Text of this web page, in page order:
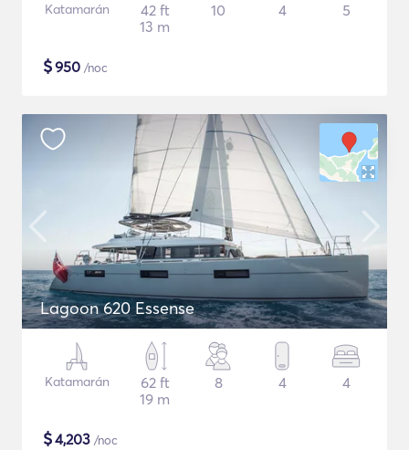
Katamarán
42 ft
13 m
10 4 5
$950 /noc
Lagoon 620 Essense
Katamarán
62 ft
19 m
8 4 4
$4,203 /noc